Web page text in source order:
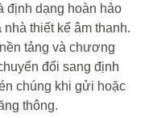
định dạng hoàn hảo
thiết kế âm thanh.
tảng và chương
đổi sang định
chúng khi gửi hoặc
thông.